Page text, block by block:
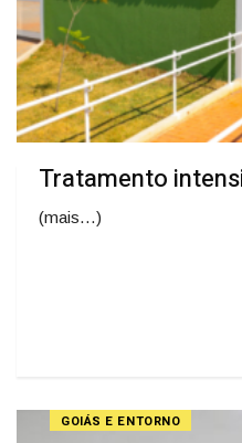
Tratamento
(mais…)
GOIÁS E ENTORNO